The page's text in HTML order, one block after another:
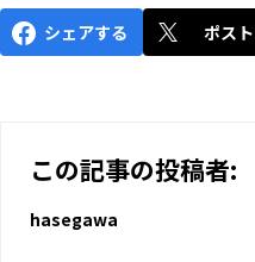
シェアする ポスト
この記事の投稿者:
hasegawa